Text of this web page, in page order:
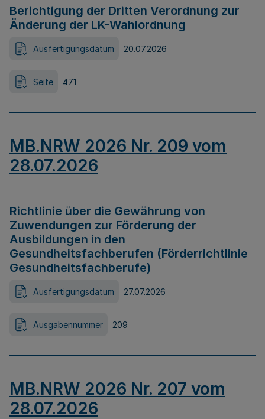
Berichtigung der Dritten Verordnung zur
Änderung der LK-Wahlordnung
Ausfertigungsdatum 20.07.2026
Seite 471
MB.NRW 2026 Nr. 209 vom
28.07.2026
Richtlinie über die Gewährung von
Zuwendungen zur Förderung der
Ausbildungen in den
Gesundheitsfachberufen (Förderrichtlinie
Gesundheitsfachberufe)
Ausfertigungsdatum 27.07.2026
Ausgabennummer 209
MB.NRW 2026 Nr. 207 vom
28.07.2026